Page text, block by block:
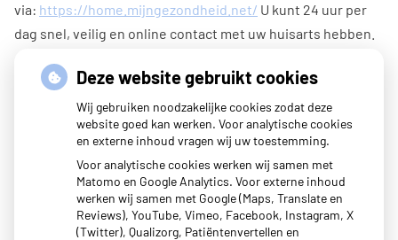
via: https://home.mijngezondheid.net/ U kunt 24 uur per
dag snel, veilig en online contact met uw huisarts hebben.
U kunt online afspraken maken (tijdelijk niet i.v.m. corona),
vragen stellen, herhaalrecepten bestellen en labuitslagen
inzien. Daarnaast is het ook mogelijk om een samenvatting
in te zien van uw medisch dossier.
Met uw eigen account logt u veilig in en hoeft u niet elke
keer opnieuw uw gegevens in te voeren.
Deze website gebruikt cookies
Wij gebruiken noodzakelijke cookies zodat deze
website goed kan werken. Voor analytische cookies
en externe inhoud vragen wij uw toestemming.
Voor analytische cookies werken wij samen met
Matomo en Google Analytics. Voor externe inhoud
werken wij samen met Google (Maps, Translate en
Reviews), YouTube, Vimeo, Facebook, Instagram, X
(Twitter), Qualizorg, Patiëntenvertellen en